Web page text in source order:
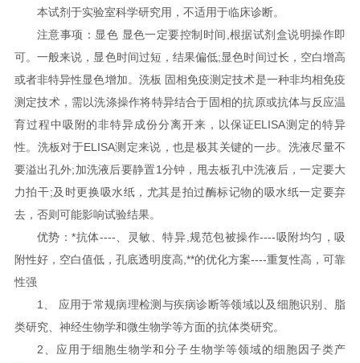
本试剂于实验室科学研究用，不适用于临床诊断。
注意事项：显色 显色一定要控制时间,根据试剂盒说明操作即
可。一般来说，显色时间过短，结果偏低;显色时间过长，空白增高
或者非特异性显色增加。洗板 固相免疫测定技术是一种非均相免疫
测定技术，需以洗涤操作将特异结合于固相的抗原或抗体与反应温
育过程中吸附的非特异成份分离开来，以保证ELISA测定的特异
性。洗板对于ELISA测定来说，也是极其关键的一步。洗液尽量不
要溢出孔外;加洗液后要静置1分钟，甩去板孔中洗液后，一定要大
力拍干;及时更换吸水纸，尤其是拍过酶标记物的吸水纸一定要弃
去，否则可能影响试验结果。
优势：*抗体----、灵敏、特异,规范包被操作----吸附均匀，吸
附性好，空白值低，孔底透明度高,**的优化方案----重复性高，可靠
性强
1、 应用于常规病理检测与疾病诊断等领域以及细胞识别、脂
类研究、神经生物学和微生物学等方面的抗体类研究。
2、应用于细胞生物学和分子生物学等领域的细胞因子类产